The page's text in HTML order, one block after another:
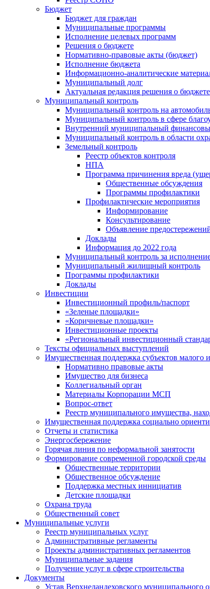
Бюджет
Бюджет для граждан
Муниципальные программы
Исполнение целевых программ
Решения о бюджете
Нормативно-правовые акты (бюджет)
Исполнение бюджета
Информационно-аналитические
Муниципальный долг
Актуальная редакция решения о бюджете
Муниципальный контроль
Муниципальный контроль на
Муниципальный контроль в сфере
Внутренний муниципальный
Муниципальный контроль в области
Земельный контроль
Реестр объектов контроля
НПА
Программа причинения вреда
Общественные обсуждения
Программы профилактики
Профилактические мероприятия
Информирование
Консультирование
Объявление
Доклады
Информация до 2022 года
Муниципальный контроль за
Муниципальный жилищный контроль
Программы профилактики
Доклады
Инвестиции
Инвестиционный профиль/паспорт
«Зеленые площадки»
«Коричневые площадки»
Инвестиционные проекты
«Региональный инвестиционный
Тексты официальных выступлений
Имущественная поддержка субъектов малого
Нормативно правовые акты
Имущество для бизнеса
Коллегиальный орган
Материалы Корпорации МСП
Вопрос-ответ
Реестр муниципального имущества,
Имущественная поддержка социально
Отчеты и статистика
Энергосбережение
Горячая линия по неформальной занятости
Формирование современной городской среды
Общественные территории
Общественное обсуждение
Поддержка местных иннициатив
Детские площадки
Охрана труда
Общественный совет
Муниципальные услуги
Реестр муниципальных услуг
Административные регламенты
Проекты административных регламентов
Муниципальные задания
Получение услуг в сфере строительства
Документы
Устав Верхнеландеховского муниципального